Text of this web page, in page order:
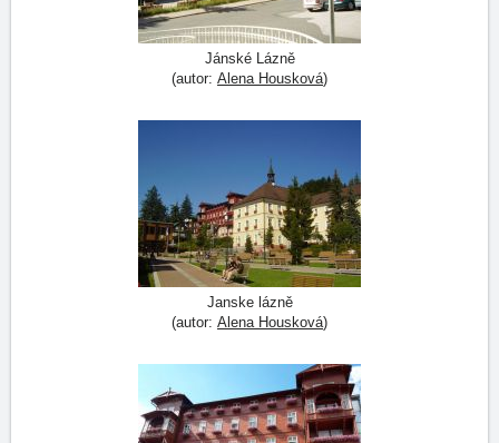
Jánské Lázně
(autor: Alena Housková)
Janske lázně
(autor: Alena Housková)